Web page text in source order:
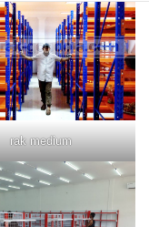
rak medium